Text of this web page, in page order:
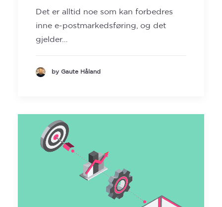
Det er alltid noe som kan forbedres
inne e-postmarkedsføring, og det
gjelder…
by Gaute Håland